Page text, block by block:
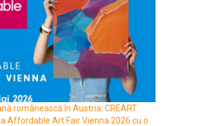
românească în Austria: CREART
Affordable Art Fair Vienna 2026 cu o